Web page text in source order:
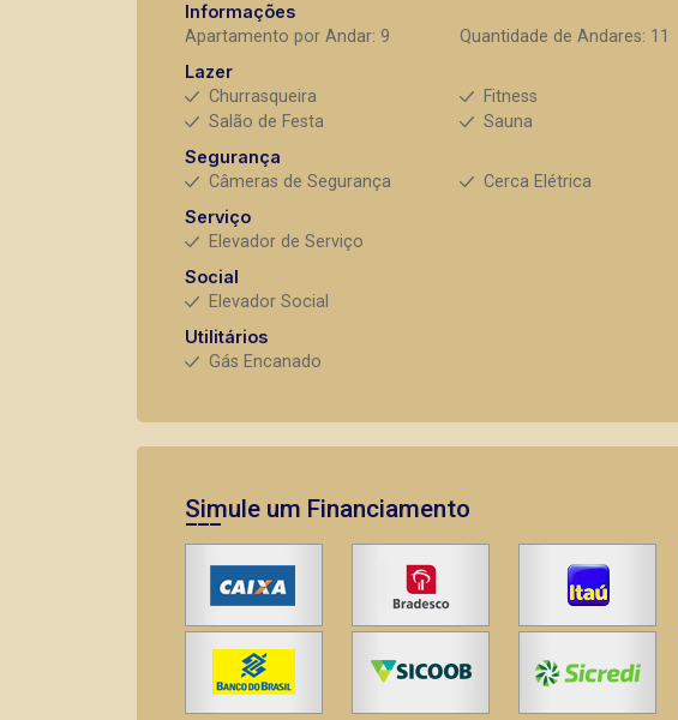
Informações
Apartamento por Andar: 9
Quantidade de Andares: 11
Lazer
Churrasqueira
Fitness
Salão de Festa
Sauna
Segurança
Câmeras de Segurança
Cerca Elétrica
Serviço
Elevador de Serviço
Social
Elevador Social
Utilitários
Gás Encanado
Simule um Financiamento